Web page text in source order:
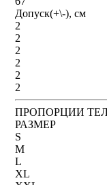
Допуск(+\-), см
2
2
2
2
2
2
ПРОПОРЦИИ
РАЗМЕР
S
M
L
XL